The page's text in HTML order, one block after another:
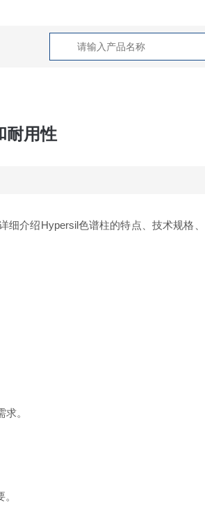
耐用性
介绍Hypersil色谱柱的特点、技术规格
。